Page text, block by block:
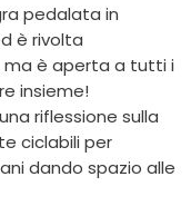
pedalata in
è rivolta
ma è aperta a tutti i
insieme!
riflessione sulla
ciclabili per
dando spazio alle